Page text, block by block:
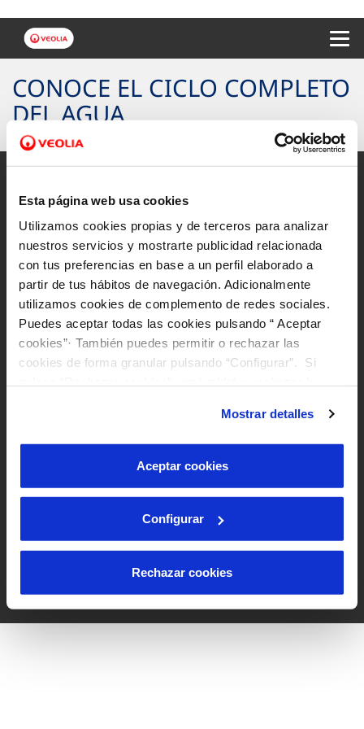
Esta página web usa cookies
Utilizamos cookies propias y de terceros para analizar
nuestros servicios y mostrarte publicidad relacionada
con tus preferencias en base a un perfil elaborado a
partir de tus hábitos de navegación. Adicionalmente
utilizamos cookies de complemento de redes sociales.
Puedes aceptar todas las cookies pulsando “ Aceptar
cookies”· También puedes permitir o rechazar las
cookies de forma granular pulsando “Configurar”. Si
son indispensables para que el sitio web funcione y que
por tanto no se pueden desactivar. Puedes consultar
más información en nuestra
Política de Cookies
Mostrar detalles
Aceptar cookies
Configurar
Rechazar cookies
CONOCE EL CICLO COMPLETO
DEL AGUA
Mapa Web
Aviso legal y privacidad de la web
Política de cookies
Protección de datos
Canal Ético